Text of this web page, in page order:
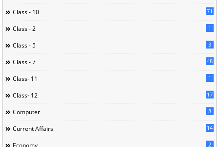
Class - 10 71
Class - 2 1
Class - 5 3
Class - 7 48
Class- 11 1
Class- 12 17
Computer 8
Current Affairs 14
Economy 2